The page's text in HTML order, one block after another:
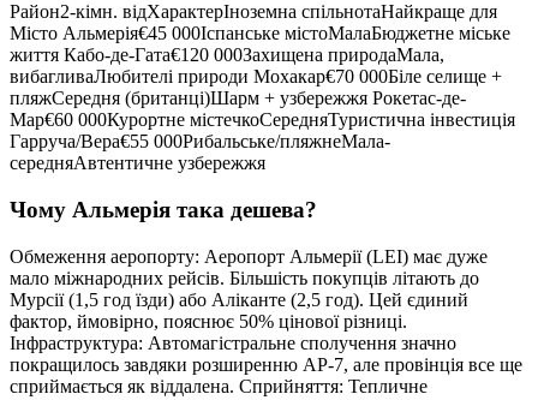
Район2-кімн. відХарактерІноземна спільнотаНайкраще для
Місто Альмерія€45 000Іспанське містоМалаБюджетне міське
життя Кабо-де-Гата€120 000Захищена природаМала,
вибагливаЛюбителі природи Мохакар€70 000Біле селище +
пляжСередня (британці)Шарм + узбережжя Рокетас-де-
Мар€60 000Курортне містечкоСередняТуристична інвестиція
Гарруча/Вера€55 000Рибальське/пляжнеМала-
середняАвтентичне узбережжя
Чому Альмерія така дешева?
Обмеження аеропорту: Аеропорт Альмерії (LEI) має дуже
мало міжнародних рейсів. Більшість покупців літають до
Мурсії (1,5 год їзди) або Аліканте (2,5 год). Цей єдиний
фактор, ймовірно, пояснює 50% цінової різниці.
Інфраструктура: Автомагістральне сполучення значно
покращилось завдяки розширенню AP-7, але провінція все ще
сприймається як віддалена. Сприйняття: Тепличне